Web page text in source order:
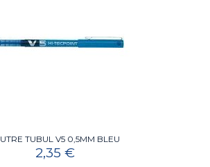
TUBUL V5 0,5MM BLEU
2,35 €